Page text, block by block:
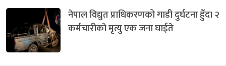
नेपाल विद्युत प्राधिकरणको गाडी दुर्घटना हुँदा २
कर्मचारीको मृत्यु एक जना घाईते